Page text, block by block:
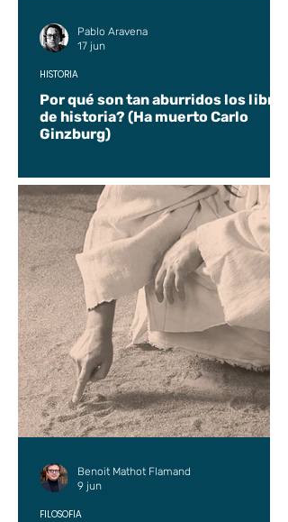
Por qué son tan aburridos los libros
de historia? (Ha muerto Carlo
Ginzburg)
HISTORIA
Pablo Aravena
17 jun
FILOSOFÍA
Benoit Mathot Flamand
9 jun